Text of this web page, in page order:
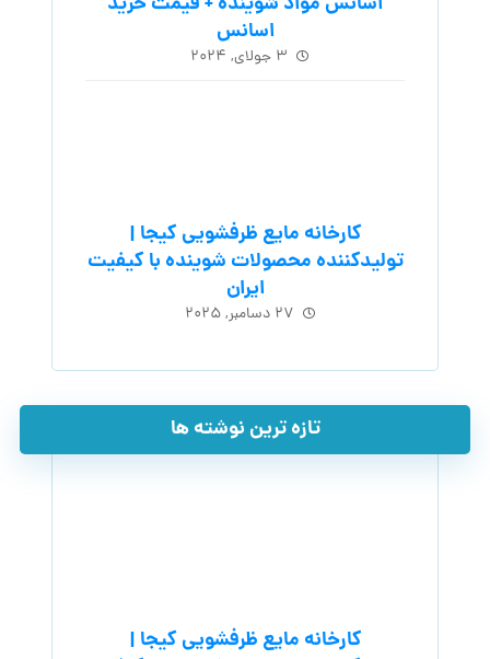
اسانس
۳ جولای, ۲۰۲۴
کارخانه مایع ظرفشویی کیجا |
تولیدکننده محصولات شوینده با کیفیت
ایران
۲۷ دسامبر, ۲۰۲۵
تازه ترین نوشته ها
کارخانه مایع ظرفشویی کیجا |